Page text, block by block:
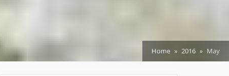
Home 2016 May